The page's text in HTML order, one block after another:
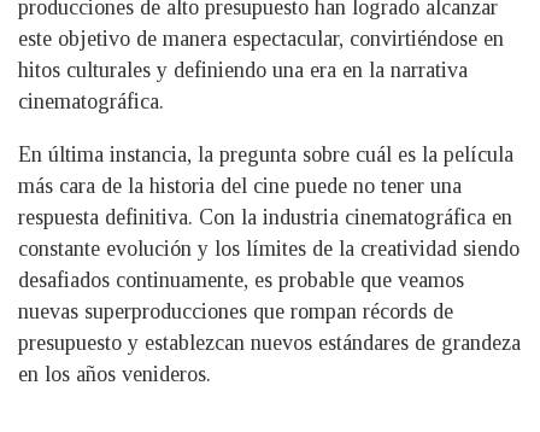
producciones de alto presupuesto han logrado alcanzar
este objetivo de manera espectacular, convirtiéndose en
hitos culturales y definiendo una era en la narrativa
cinematográfica.
En última instancia, la pregunta sobre cuál es la película
más cara de la historia del cine puede no tener una
respuesta definitiva. Con la industria cinematográfica en
constante evolución y los límites de la creatividad siendo
desafiados continuamente, es probable que veamos
nuevas superproducciones que rompan récords de
presupuesto y establezcan nuevos estándares de grandeza
en los años venideros.